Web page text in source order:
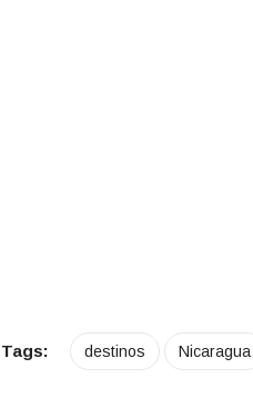
Tags: destinos Nicaragua